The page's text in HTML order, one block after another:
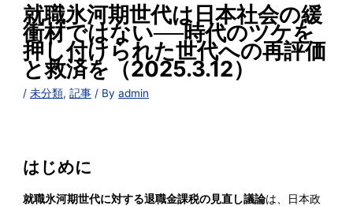
就職氷河期世代は日本社会の緩
衝材ではない──時代のツケを
押し付けられた世代への再評価
と救済を（2025.3.12）
/未分類,記事 / Byadmin
はじめに
就職氷河期世代に対する退職金課税の見直し議論は、日本政